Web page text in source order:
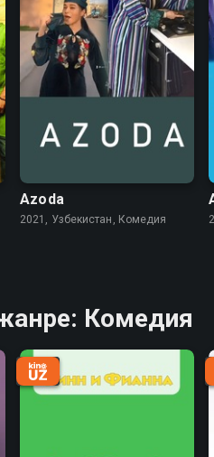
Azoda
2021, Узбекистан, Комедия
Комедия